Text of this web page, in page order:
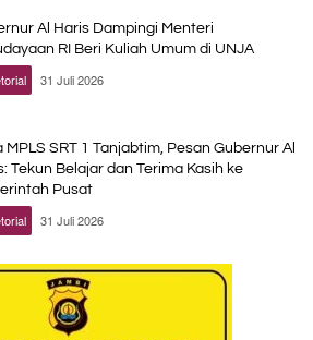
Al Haris Dampingi Menteri
RI Beri Kuliah Umum di UNJA
31 Juli 2026
MPLS SRT 1 Tanjabtim, Pesan Gubernur Al
Tekun Belajar dan Terima Kasih ke
Pusat
31 Juli 2026